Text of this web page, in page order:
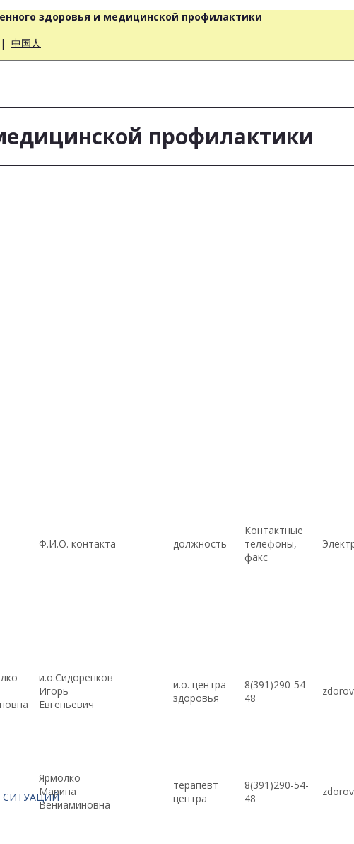
здоровья и медицинской профилактики
| 中国人
СИТУАЦИЙ
профилактики
Ф.И.О. контакта должность
Контактные
телефоны,
факс
и.о.Сидоренков
Игорь
Евгеньевич
и.о. центра
здоровья
8(391)290-54-
48
Ярмолко
Марина
Вениаминовна
терапевт
центра
8(391)290-54-
48